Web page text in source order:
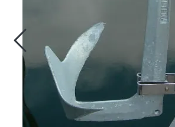
Fritid/Sikkerhet
Båtpleie/Opplag